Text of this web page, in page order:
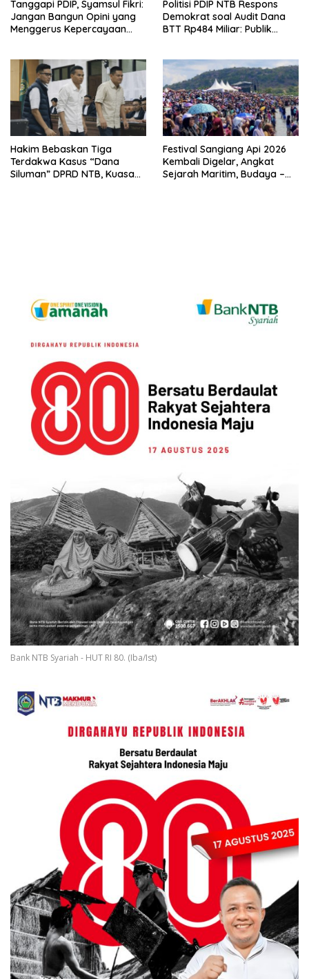
Tanggapi PDIP, Syamsul Fikri:
Jangan Bangun Opini yang
Menggerus Kepercayaan
Politisi PDIP NTB Respons
Demokrat soal Audit Dana
BTT Rp484 Miliar: Publik
Hakim Bebaskan Tiga
Terdakwa Kasus “Dana
Siluman” DPRD NTB, Kuasa
Festival Sangiang Api 2026
Kembali Digelar, Angkat
Sejarah Maritim, Budaya –
Bank NTB Syariah - HUT RI 80. (Iba/Ist)